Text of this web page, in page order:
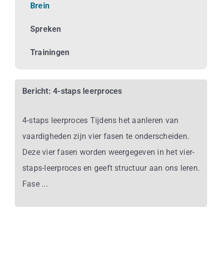
Brein
Spreken
Trainingen
Bericht: 4-staps leerproces
4-staps leerproces Tijdens het aanleren van
vaardigheden zijn vier fasen te onderscheiden.
Deze vier fasen worden weergegeven in het vier-
staps-leerproces en geeft structuur aan ons leren.
Fase ...